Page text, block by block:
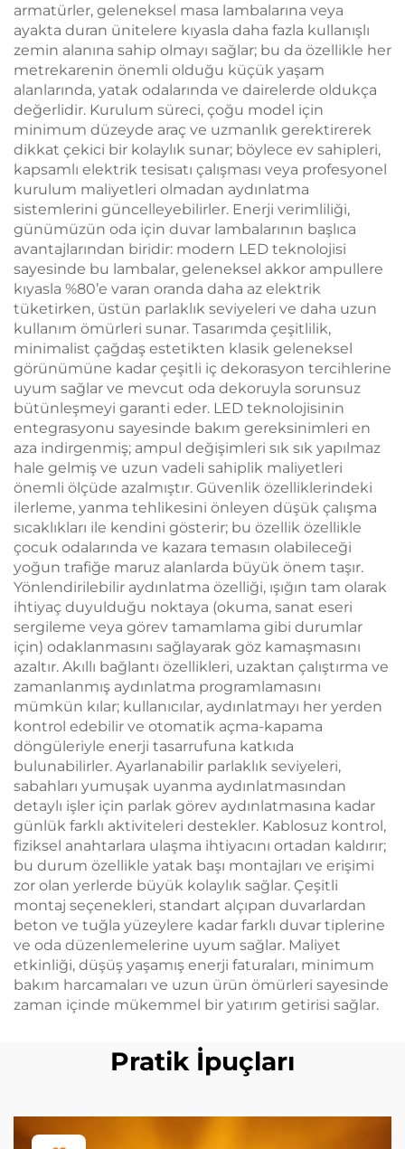
armatürler, geleneksel masa lambalarına veya
ayakta duran ünitelere kıyasla daha fazla kullanışlı
zemin alanına sahip olmayı sağlar; bu da özellikle her
metrekarenin önemli olduğu küçük yaşam
alanlarında, yatak odalarında ve dairelerde oldukça
değerlidir. Kurulum süreci, çoğu model için
minimum düzeyde araç ve uzmanlık gerektirerek
dikkat çekici bir kolaylık sunar; böylece ev sahipleri,
kapsamlı elektrik tesisatı çalışması veya profesyonel
kurulum maliyetleri olmadan aydınlatma
sistemlerini güncelleyebilirler. Enerji verimliliği,
günümüzün oda için duvar lambalarının başlıca
avantajlarından biridir: modern LED teknolojisi
sayesinde bu lambalar, geleneksel akkor ampullere
kıyasla %80’e varan oranda daha az elektrik
tüketirken, üstün parlaklık seviyeleri ve daha uzun
kullanım ömürleri sunar. Tasarımda çeşitlilik,
minimalist çağdaş estetikten klasik geleneksel
görünümüne kadar çeşitli iç dekorasyon tercihlerine
uyum sağlar ve mevcut oda dekoruyla sorunsuz
bütünleşmeyi garanti eder. LED teknolojisinin
entegrasyonu sayesinde bakım gereksinimleri en
aza indirgenmiş; ampul değişimleri sık sık yapılmaz
hale gelmiş ve uzun vadeli sahiplik maliyetleri
önemli ölçüde azalmıştır. Güvenlik özelliklerindeki
ilerleme, yanma tehlikesini önleyen düşük çalışma
sıcaklıkları ile kendini gösterir; bu özellik özellikle
çocuk odalarında ve kazara temasın olabileceği
yoğun trafiğe maruz alanlarda büyük önem taşır.
Yönlendirilebilir aydınlatma özelliği, ışığın tam olarak
ihtiyaç duyulduğu noktaya (okuma, sanat eseri
sergileme veya görev tamamlama gibi durumlar
için) odaklanmasını sağlayarak göz kamaşmasını
azaltır. Akıllı bağlantı özellikleri, uzaktan çalıştırma ve
zamanlanmış aydınlatma programlamasını
mümkün kılar; kullanıcılar, aydınlatmayı her yerden
kontrol edebilir ve otomatik açma-kapama
döngüleriyle enerji tasarrufuna katkıda
bulunabilirler. Ayarlanabilir parlaklık seviyeleri,
sabahları yumuşak uyanma aydınlatmasından
detaylı işler için parlak görev aydınlatmasına kadar
günlük farklı aktiviteleri destekler. Kablosuz kontrol,
fiziksel anahtarlara ulaşma ihtiyacını ortadan kaldırır;
bu durum özellikle yatak başı montajları ve erişimi
zor olan yerlerde büyük kolaylık sağlar. Çeşitli
montaj seçenekleri, standart alçıpan duvarlardan
beton ve tuğla yüzeylere kadar farklı duvar tiplerine
ve oda düzenlemelerine uyum sağlar. Maliyet
etkinliği, düşüş yaşamış enerji faturaları, minimum
bakım harcamaları ve uzun ürün ömürleri sayesinde
zaman içinde mükemmel bir yatırım getirisi sağlar.
Pratik İpuçları